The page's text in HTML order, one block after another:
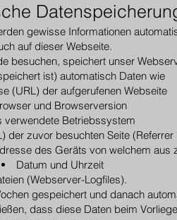
gewisse Informationen
auf dieser Webseite.
besuchen, speichert unser
ist) automatisch Daten wie
(URL) der aufgerufenen Webseite
und Browserversion
verwendete Betriebssystem
der zuvor besuchten Seite (Referrer
des Geräts von welchem aus
Datum und Uhrzeit
(Webserver-Logfiles).
gespeichert und danach
dass diese Daten beim